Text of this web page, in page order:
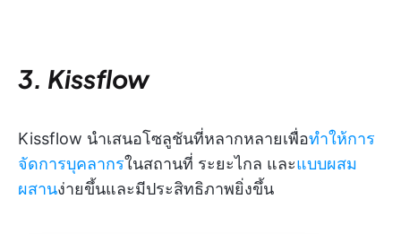
3. Kissflow
Kissflow นำเสนอโซลูชันที่หลากหลายเพื่อทำให้การ
จัดการบุคลากรในสถานที่ ระยะไกล และแบบผสม
ผสานง่ายขึ้นและมีประสิทธิภาพยิ่งขึ้น